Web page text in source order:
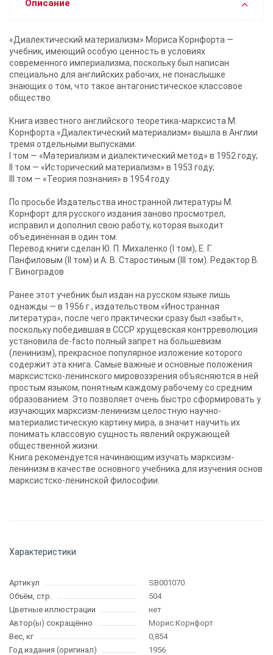
По просьбе Издательства иностранной литературы М.
объединённая в один том.
Перевод книги сделан Ю. П. Михаленко (I том), Е. Г.
Панфиловым (II том) и А. В. Старостиным (III том).
Редактор В. Г. Виноградов
Описание
«Диалектический материализм» Мориса Корнфорта —
учебник, имеющий особую ценность в условиях
современного империализма, поскольку был написан
специально для английских рабочих, не понаслышке
знающих о том, что такое антагонистическое классовое
общество.
Книга известного английского теоретика-марксиста М.
Корнфорта «Диалектический материализм» вышла в Англии
тремя отдельными выпусками:
I том — «Материализм и диалектический метод» в 1952 году;
II том — «Исторический материализм» в 1953 году;
III том — «Теория познания» в 1954 году.
По просьбе Издательства иностранной литературы М.
Корнфорт для русского издания заново просмотрел,
исправил и дополнил свою работу, которая выходит
объединённая в один том.
Перевод книги сделан Ю. П. Михаленко (I том), Е. Г.
Панфиловым (II том) и А. В. Старостиным (III том). Редактор В.
Г. Виноградов
Ранее этот учебник был издан на русском языке лишь
однажды — в 1956 г., издательством «Иностранная
литература», после чего практически сразу был «забыт»,
поскольку победившая в СССР хрущевская контрреволюция
установила de-facto полный запрет на большевизм
(ленинизм), прекрасное популярное изложение которого
содержит эта книга. Самые важные и основные положения
марксистско-ленинского мировоззрения объясняются в ней
простым языком, понятным каждому рабочему со средним
образованием. Это позволяет очень быстро сформировать у
изучающих марксизм-ленинизм целостную научно-
материалистическую картину мира, а значит научить их
понимать классовую сущность явлений окружающей
общественной жизни.
Книга рекомендуется начинающим изучать марксизм-
ленинизм в качестве основного учебника для изучения основ
марксистско-ленинской философии.
Характеристики
Артикул
SB001070
Объём, стр.
504
Цветные иллюстрации
нет
Автор(ы) сокращённо
Морис Корнфорт
Вес, кг
0,854
Год издания (оригинал)
1956